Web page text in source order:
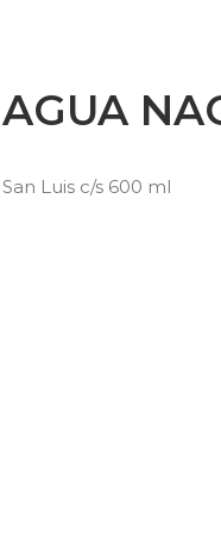
AGUA
San Luis c/s 600 ml